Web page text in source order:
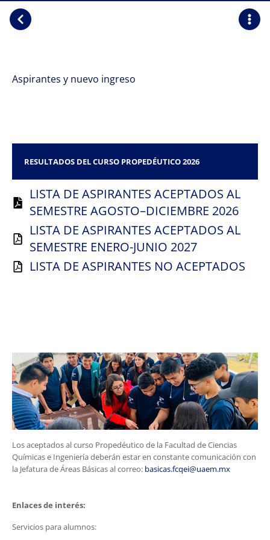
Aspirantes y nuevo ingreso
RESULTADOS DEL CURSO PROPEDÉUTICO 2026
LISTA DE ASPIRANTES ACEPTADOS AL
SEMESTRE AGOSTO–DICIEMBRE 2026
LISTA DE ASPIRANTES ACEPTADOS AL
SEMESTRE ENERO-JUNIO 2027
LISTA DE ASPIRANTES NO ACEPTADOS
Los aceptados al curso Propedéutico de la Facultad de Ciencias
Químicas e Ingeniería deberán estar en constante comunicación con
la Jefatura de Áreas Básicasal correo: basicas.fcqei@uaem.mx
Enlaces de interés:
Servicios para alumnos: